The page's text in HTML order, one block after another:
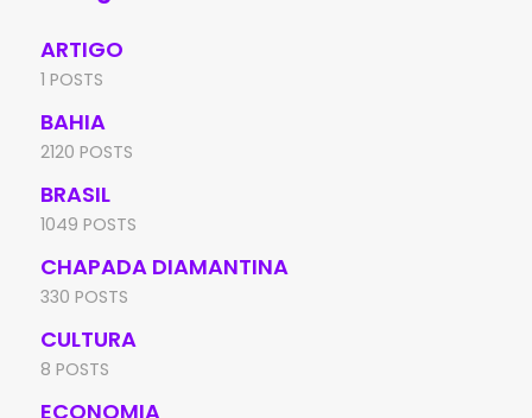
ARTIGO
1 POSTS
BAHIA
2120 POSTS
BRASIL
1049 POSTS
CHAPADA DIAMANTINA
330 POSTS
CULTURA
8 POSTS
ECONOMIA